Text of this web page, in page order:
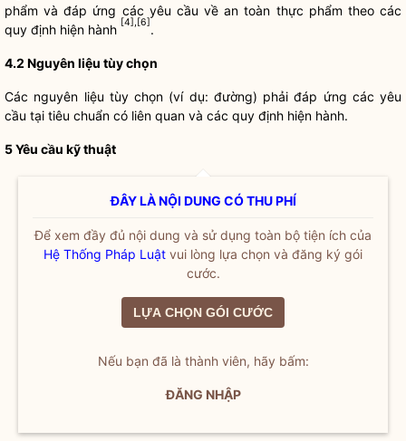
phẩm và đáp ứng các yêu cầu về an toàn thực phẩm theo các
quy định hiện hành [4] [6].
4.2 Nguyên liệu tùy chọn
Các nguyên liệu tùy chọn (ví dụ: đường) phải đáp ứng các yêu
cầu tại tiêu chuẩn có liên quan và các quy định hiện hành.
5 Yêu cầu kỹ thuật
ĐÂY LÀ NỘI DUNG CÓ THU PHÍ
Để xem đầy đủ nội dung và sử dụng toàn bộ tiện ích của
Hệ Thống Pháp Luật vui lòng lựa chọn và đăng ký gói
cước.
LỰA CHỌN GÓI CƯỚC
Nếu bạn đã là thành viên, hãy bấm:
ĐĂNG NHẬP